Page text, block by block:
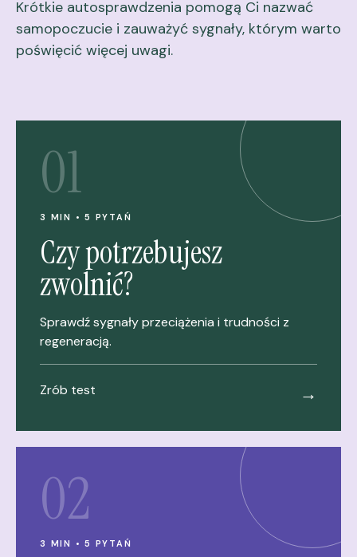
Krótkie autosprawdzenia pomogą Ci nazwać
samopoczucie i zauważyć sygnały, którym warto
poświęcić więcej uwagi.
01
3 MIN • 5 PYTAŃ
Czy potrzebujesz
zwolnić?
Sprawdź sygnały przeciążenia i trudności z
regeneracją.
Zrób test →
02
3 MIN • 5 PYTAŃ